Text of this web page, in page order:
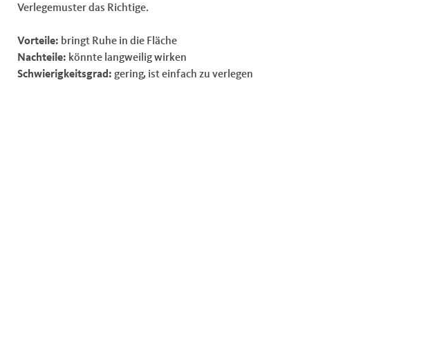
Verlegemuster das Richtige.
Vorteile: bringt Ruhe in die Fläche
Nachteile: könnte langweilig wirken
Schwierigkeitsgrad: gering, ist einfach zu verlegen